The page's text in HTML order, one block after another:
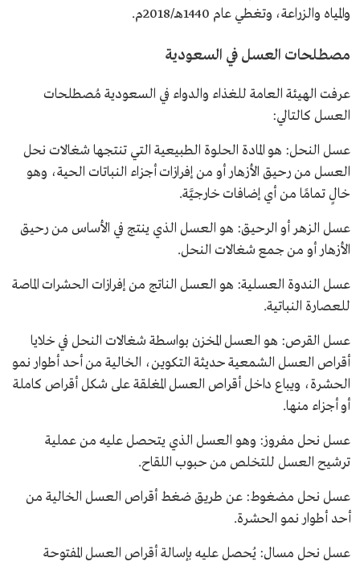
والمياه والزراعة، وتغطي عام 1440هـ/2018م.
مصطلحات العسل في السعودية
عرفت الهيئة العامة للغذاء والدواء في السعودية مُصطلحات
العسل كالتالي:
عسل النحل: هو المادة الحلوة الطبيعية التي تنتجها شغالات نحل
العسل من رحيق الأزهار أو من إفرازات أجزاء النباتات الحية، وهو
خالٍ تمامًا من أي إضافات خارجيَّة.
عسل الزهر أو الرحيق: هو العسل الذي ينتج في الأساس من رحيق
الأزهار أو من جمع شغالات النحل.
عسل الندوة العسلية: هو العسل الناتج من إفرازات الحشرات الماصة
للعصارة النباتية.
عسل القرص: هو العسل المخزن بواسطة شغالات النحل في خلايا
أقراص العسل الشمعية حديثة التكوين، الخالية من أحد أطوار نمو
الحشرة، ويباع داخل أقراص العسل المغلقة على شكل أقراص كاملة
أو أجزاء منها.
عسل نحل مفروز: وهو العسل الذي يتحصل عليه من عملية
ترشيح العسل للتخلص من حبوب اللقاح.
عسل نحل مضغوط: عن طريق ضغط أقراص العسل الخالية من
أحد أطوار نمو الحشرة.
عسل نحل مسال: يُحصل عليه بإسالة أقراص العسل المفتوحة